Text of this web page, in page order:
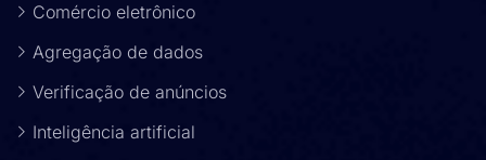
Comércio eletrônico
Agregação de dados
Verificação de anúncios
Inteligência artificial